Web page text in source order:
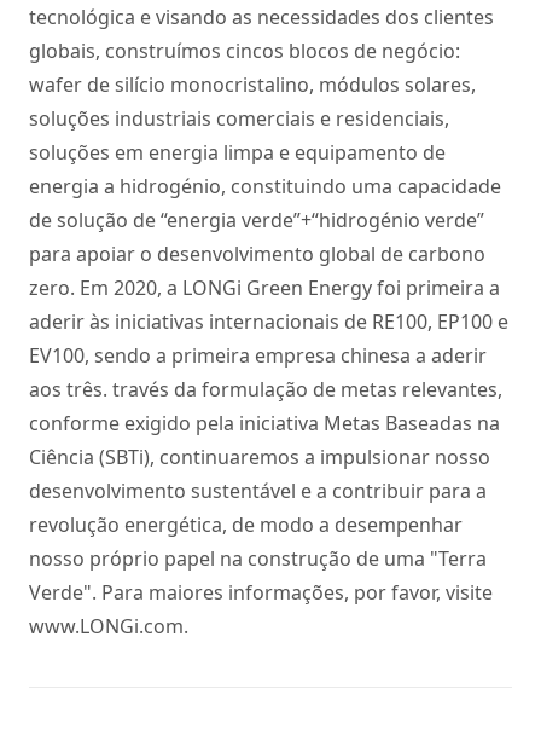
tecnológica e visando as necessidades dos clientes
globais, construímos cincos blocos de negócio:
wafer de silício monocristalino, módulos solares,
soluções industriais comerciais e residenciais,
soluções em energia limpa e equipamento de
energia a hidrogénio, constituindo uma capacidade
de solução de “energia verde”+“hidrogénio verde”
para apoiar o desenvolvimento global de carbono
zero. Em 2020, a LONGi Green Energy foi primeira a
aderir às iniciativas internacionais de RE100, EP100 e
EV100, sendo a primeira empresa chinesa a aderir
aos três. través da formulação de metas relevantes,
conforme exigido pela iniciativa Metas Baseadas na
Ciência (SBTi), continuaremos a impulsionar nosso
desenvolvimento sustentável e a contribuir para a
revolução energética, de modo a desempenhar
nosso próprio papel na construção de uma "Terra
Verde". Para maiores informações, por favor, visite
www.LONGi.com.